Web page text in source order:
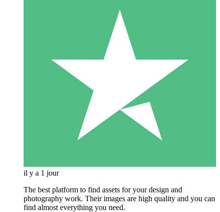
il y a 1 jour
The best platform to find assets for your design and
photography work. Their images are high quality and you can
find almost everything you need.